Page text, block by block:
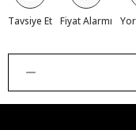
Tavsiye Et Fiyat Alarmı